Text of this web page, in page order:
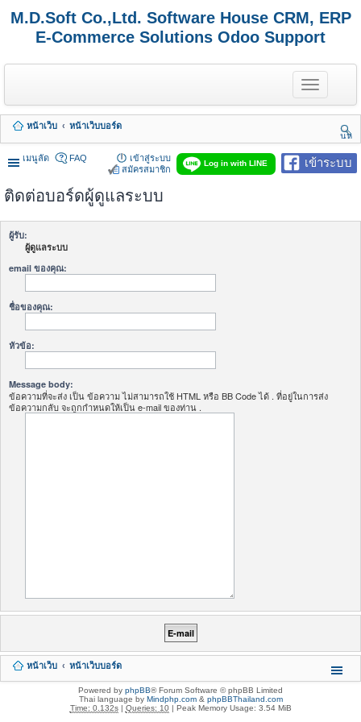
M.D.Soft Co.,Ltd. Software House CRM, ERP
E-Commerce Solutions Odoo Support
T
o
g
e
n
a
หน้าเว็บ
หน้าเว็บบอร์ด
นห
า
เมนูลัด
เข้าระบบ
Log in with LINE
FAQ
เข้าสู่ระบบ
สมัครสมาชิก
ติดต่อบอร์ดผู้ดูแลระบบ
ผู้รับ:
ผู้ดูแลระบบ
email ของคุณ:
ชื่อของคุณ:
หัวข้อ:
Message body:
ข้อความที่จะส่ง เป็น ข้อความ ไม่สามารถใช้ HTML หรือ BB Code ได้ . ที่อยู่ในการส่ง
ข้อความกลับ จะถูกกำหนดให้เป็น e-mail ของท่าน .
หน้าเว็บ หน้าเว็บบอร์ด
Powered by phpBB® Forum Software © phpBB Limited
Thai language by Mindphp.com& phpBBThailand.com
Time: 0.132s| Queries: 10| Peak Memory Usage: 3.54 MiB